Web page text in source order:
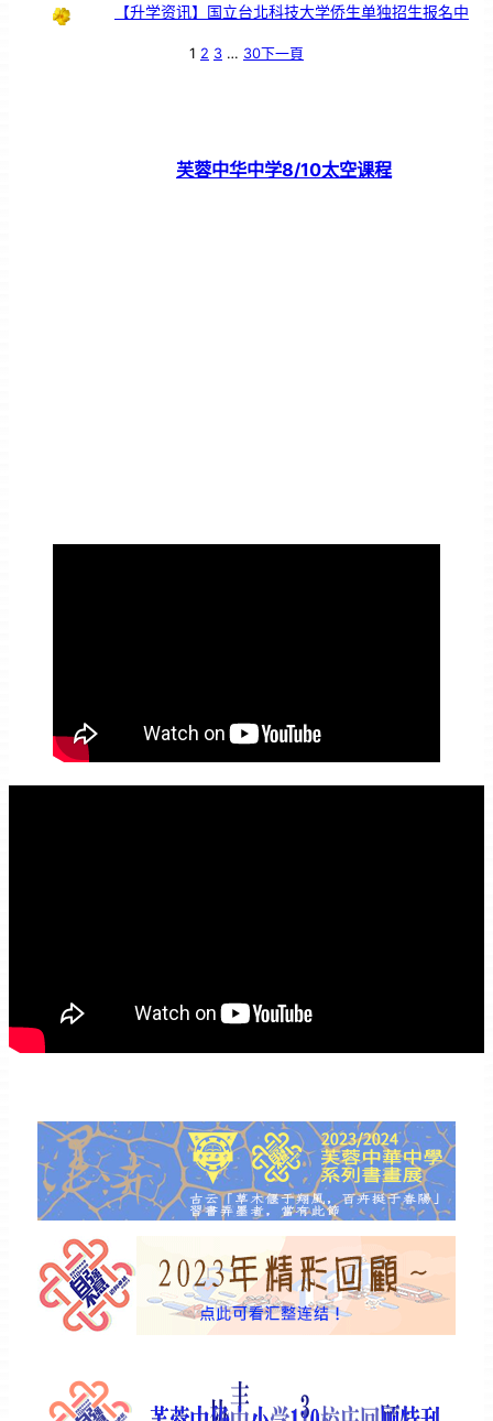
【升学资讯】国立台北科技大学侨生单独招生报名中
1 2 3 … 30下一頁
芙蓉中华中学8/10太空课程